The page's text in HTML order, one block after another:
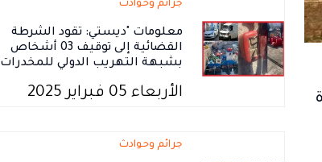
جرائم وحوادث
معلومات "ديستي: تقود الشرطة
القضائية إلى توقيف 03 أشخاص
بشبهة التهريب الدولي للمخدرات
الأربعاء 05 فبراير 2025
جرائم وحوادث